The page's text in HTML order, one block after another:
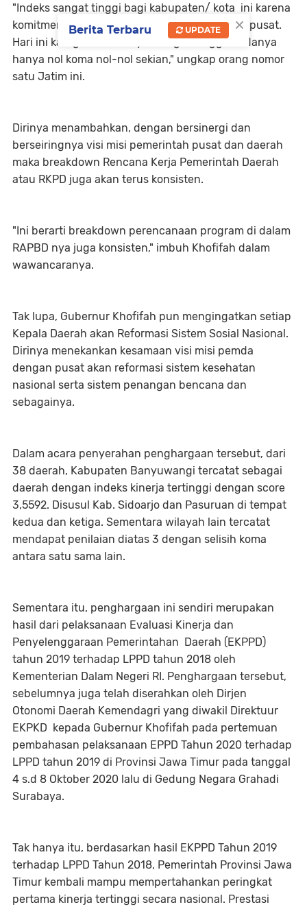
"Indeks sangat tinggi bagi kabupaten/ kota ini karena
komitmen kita yang saling bersinergi dengan pusat.
Hari ini kategori semuanya 'Sangat Tinggi', bedanya
hanya nol koma nol-nol sekian," ungkap orang nomor
satu Jatim ini.
Dirinya menambahkan, dengan bersinergi dan
berseiringnya visi misi pemerintah pusat dan daerah
maka breakdown Rencana Kerja Pemerintah Daerah
atau RKPD juga akan terus konsisten.
"Ini berarti breakdown perencanaan program di dalam
RAPBD nya juga konsisten," imbuh Khofifah dalam
wawancaranya.
Tak lupa, Gubernur Khofifah pun mengingatkan setiap
Kepala Daerah akan Reformasi Sistem Sosial Nasional.
Dirinya menekankan kesamaan visi misi pemda
dengan pusat akan reformasi sistem kesehatan
nasional serta sistem penangan bencana dan
sebagainya.
Dalam acara penyerahan penghargaan tersebut, dari
38 daerah, Kabupaten Banyuwangi tercatat sebagai
daerah dengan indeks kinerja tertinggi dengan score
3,5592. Disusul Kab. Sidoarjo dan Pasuruan di tempat
kedua dan ketiga. Sementara wilayah lain tercatat
mendapat penilaian diatas 3 dengan selisih koma
antara satu sama lain.
Sementara itu, penghargaan ini sendiri merupakan
hasil dari pelaksanaan Evaluasi Kinerja dan
Penyelenggaraan Pemerintahan Daerah (EKPPD)
tahun 2019 terhadap LPPD tahun 2018 oleh
Kementerian Dalam Negeri RI. Penghargaan tersebut,
sebelumnya juga telah diserahkan oleh Dirjen
Otonomi Daerah Kemendagri yang diwakil Direktuur
EKPKD kepada Gubernur Khofifah pada pertemuan
pembahasan pelaksanaan EPPD Tahun 2020 terhadap
LPPD tahun 2019 di Provinsi Jawa Timur pada tanggal
4 s.d 8 Oktober 2020 lalu di Gedung Negara Grahadi
Surabaya.
Tak hanya itu, berdasarkan hasil EKPPD Tahun 2019
terhadap LPPD Tahun 2018, Pemerintah Provinsi Jawa
Timur kembali mampu mempertahankan peringkat
pertama kinerja tertinggi secara nasional. Prestasi
×
Berita Terbaru UPDATE